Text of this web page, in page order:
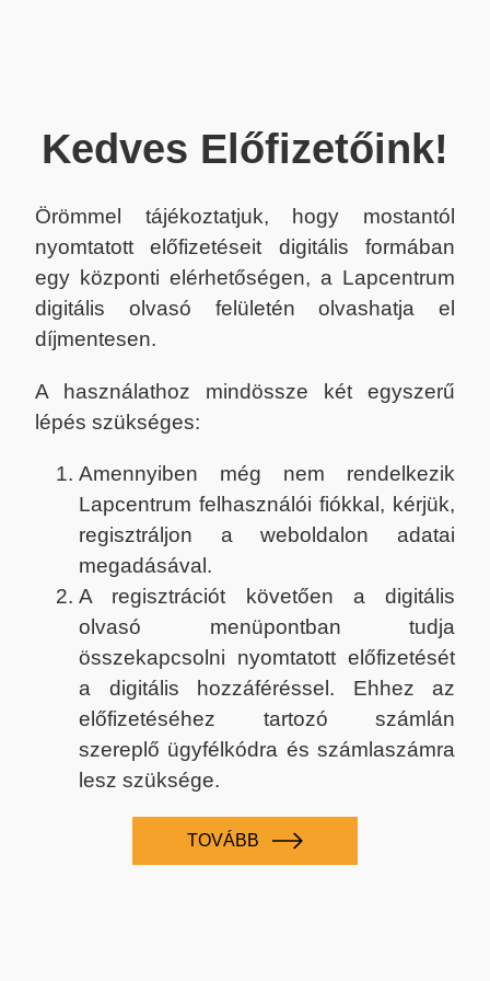
Kedves Előfizetőink!
Örömmel tájékoztatjuk, hogy mostantól
nyomtatott előfizetéseit digitális formában
egy központi elérhetőségen, a Lapcentrum
digitális olvasó felületén olvashatja el
díjmentesen.
A használathoz mindössze két egyszerű
lépés szükséges:
Amennyiben még nem rendelkezik
Lapcentrum felhasználói fiókkal, kérjük,
regisztráljon a weboldalon adatai
megadásával.
A regisztrációt követően a digitális
olvasó menüpontban tudja
összekapcsolni nyomtatott előfizetését
a digitális hozzáféréssel. Ehhez az
előfizetéséhez tartozó számlán
szereplő ügyfélkódra és számlaszámra
lesz szüksége.
TOVÁBB